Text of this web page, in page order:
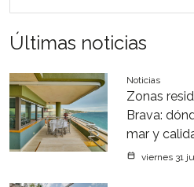
Últimas noticias
Noticias
Zonas
Brava:
mar y
viernes 31